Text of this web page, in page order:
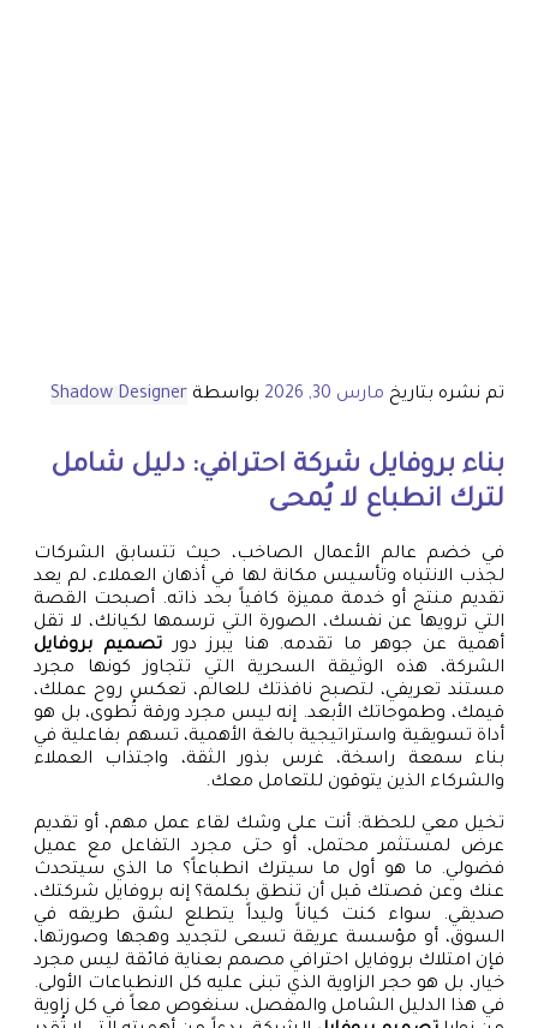
تم نشره بتاريخ مارس 30, 2026 بواسطة Shadow Designer
بناء بروفايل شركة احترافي: دليل شامل
لترك انطباع لا يُمحى
في خضم عالم الأعمال الصاخب، حيث تتسابق الشركات
لجذب الانتباه وتأسيس مكانة لها في أذهان العملاء، لم يعد
تقديم منتج أو خدمة مميزة كافياً بحد ذاته. أصبحت القصة
التي ترويها عن نفسك، الصورة التي ترسمها لكيانك، لا تقل
أهمية عن جوهر ما تقدمه. هنا يبرز دورتصميم بروفايل
الشركة، هذه الوثيقة السحرية التي تتجاوز كونها مجرد
مستند تعريفي، لتصبح نافذتك للعالم، تعكس روح عملك،
قيمك، وطموحاتك الأبعد. إنه ليس مجرد ورقة تُطوى، بل هو
أداة تسويقية واستراتيجية بالغة الأهمية، تسهم بفاعلية في
بناء سمعة راسخة، غرس بذور الثقة، واجتذاب العملاء
والشركاء الذين يتوقون للتعامل معك.
تخيل معي للحظة: أنت على وشك لقاء عمل مهم، أو تقديم
عرض لمستثمر محتمل، أو حتى مجرد التفاعل مع عميل
فضولي. ما هو أول ما سيترك انطباعاً؟ ما الذي سيتحدث
عنك وعن قصتك قبل أن تنطق بكلمة؟ إنه بروفايل شركتك،
صديقي. سواء كنت كياناً وليداً يتطلع لشق طريقه في
السوق، أو مؤسسة عريقة تسعى لتجديد وهجها وصورتها،
فإن امتلاك بروفايل احترافي مصمم بعناية فائقة ليس مجرد
خيار، بل هو حجر الزاوية الذي تبنى عليه كل الانطباعات الأولى.
في هذا الدليل الشامل والمفصل، سنغوص معاً في كل زاوية